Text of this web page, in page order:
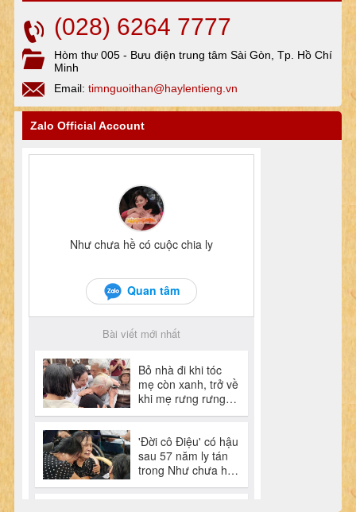
(028) 6264 7777
Hòm thư 005 - Bưu điện trung tâm Sài Gòn, Tp. Hồ Chí
Minh
Email: timnguoithan@haylentieng.vn
Zalo Official Account